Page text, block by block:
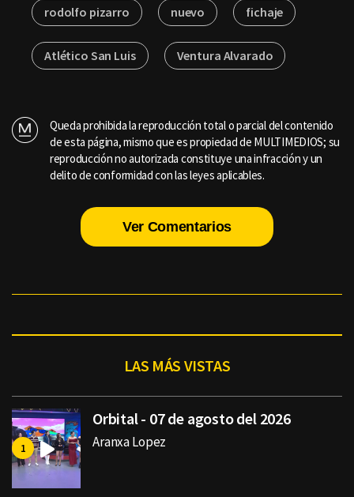
rodolfo pizarro nuevo fichaje
Atlético San Luis Ventura Alvarado
Queda prohibida la reproducción total o parcial del contenido
de esta página, mismo que es propiedad de MULTIMEDIOS; su
reproducción no autorizada constituye una infracción y un
delito de conformidad con las leyes aplicables.
Ver Comentarios
LAS MÁS VISTAS
Orbital - 07 de agosto del 2026
Aranxa Lopez